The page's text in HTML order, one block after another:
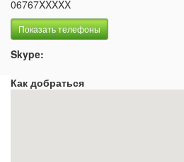
06767XXXXX
Показать телефоны
Skype:
Как добраться